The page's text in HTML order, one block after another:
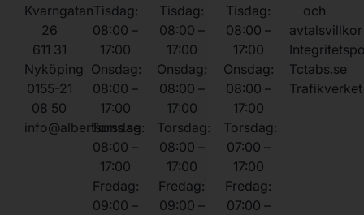
Kvarngatan
26
611 31
Nyköping
0155-21
08 50
info@albertsons.se
Tisdag:
08:00 –
17:00
Onsdag:
08:00 –
17:00
Torsdag:
08:00 –
17:00
Fredag:
09:00 –
Tisdag:
08:00 –
17:00
Onsdag:
08:00 –
17:00
Torsdag:
08:00 –
17:00
Fredag:
09:00 –
Tisdag:
08:00 –
17:00
Onsdag:
08:00 –
17:00
Torsdag:
07:00 –
17:00
Fredag:
07:00 –
och
avtalsvillkor
Tctabs.se
Trafikverket